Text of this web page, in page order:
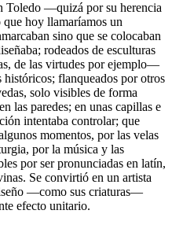
Toledo —quizá por su herencia
hoy llamaríamos un
sino que se colocaban
rodeados de esculturas
de las virtudes por ejemplo—
históricos; flanqueados por otros
solo visibles de forma
las paredes; en unas capillas e
intentaba controlar; que
momentos, por las velas
por la música y las
por ser pronunciadas en latín,
Se convirtió en un artista
—como sus criaturas—
efecto unitario.